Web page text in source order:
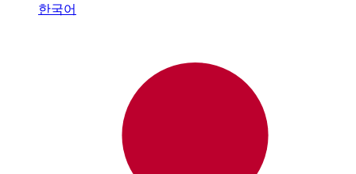
한국어